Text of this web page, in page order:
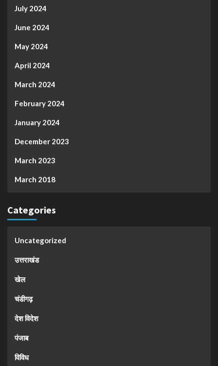
July 2024
June 2024
May 2024
April 2024
March 2024
February 2024
January 2024
December 2023
March 2023
March 2018
Categories
Uncategorized
उत्तराखंड
खेल
चंडीगढ़
देश विदेश
पंजाब
विविध